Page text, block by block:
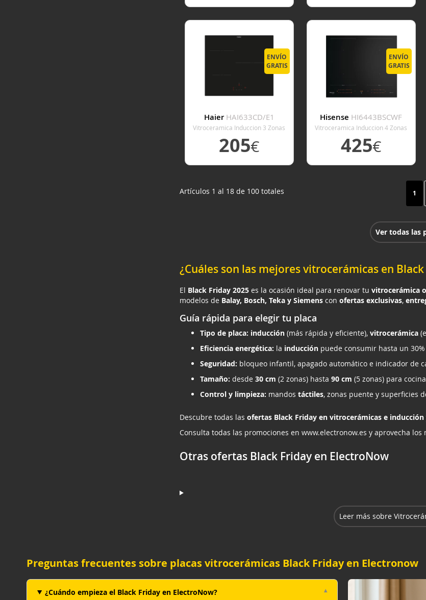
VER DETALLE VER DETALLE
ENVÍO
GRATIS
Haier HAI633CD/E1
Vitroceramica Induccion 3 Zonas
205€
ENVÍO
GRATIS
Hisense HI6443BSCWF
Vitroceramica Induccion 4 Zonas
425€
Artículos 1 al 18 de 100 totales
Página
1
Ver todas las
¿Cuáles son las mejores vitrocerámicas en Black
El Black Friday 2025 es la ocasión ideal para renovar tu vitrocerámica
modelos de Balay, Bosch, Teka y Siemens con ofertas exclusivas,
Guía rápida para elegir tu placa
Tipo de placa: inducción (más rápida y eficiente), vitrocerámica
Eficiencia energética: la inducción puede consumir hasta un
Seguridad: bloqueo infantil, apagado automático e indicador de
Tamaño: desde 30 cm (2 zonas) hasta 90 cm (5 zonas) para
Control y limpieza: mandos táctiles, zonas puente y superficies
Descubre todas las ofertas Black Friday en vitrocerámicas e inducción
Consulta todas las promociones en www.electronow.es y aprovecha los
Otras ofertas Black Friday en ElectroNow
Leer más sobre
Preguntas frecuentes sobre placas vitrocerámicas Black Friday en Electronow
¿Cuándo empieza el Black Friday en ElectroNow?